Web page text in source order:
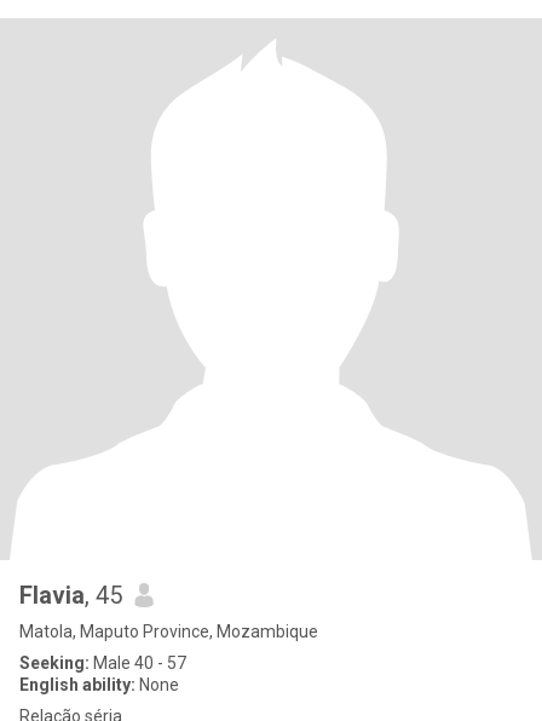
Flavia, 45
Matola, Maputo Province, Mozambique
Seeking: Male 40 - 57
English ability: None
Relação séria